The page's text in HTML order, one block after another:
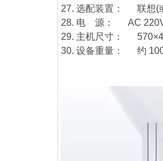
27. 选配装置： 联想(
28. 电 源： AC
29. 主机尺寸：
30. 设备重量： 约